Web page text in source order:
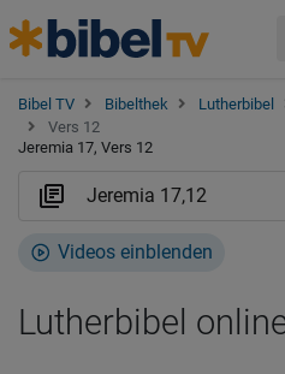
Bibel TV Bibelthek Lutherbibel
Vers 12
Jeremia 17, Vers 12
Videos einblenden
Lutherbibel